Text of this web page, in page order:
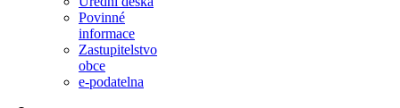
Povinné
informace
Zastupitelstvo
obce
e-podatelna